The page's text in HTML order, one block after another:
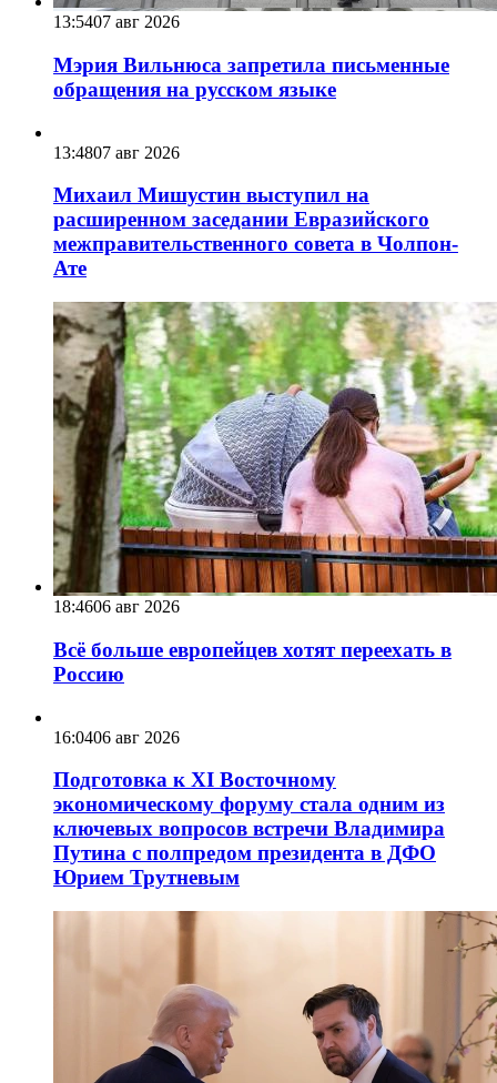
13:5407 авг 2026
Мэрия Вильнюса запретила письменные
обращения на русском языке
13:4807 авг 2026
Михаил Мишустин выступил на
расширенном заседании Евразийского
межправительственного совета в Чолпон-
Ате
18:4606 авг 2026
Всё больше европейцев хотят переехать в
Россию
16:0406 авг 2026
Подготовка к XI Восточному
экономическому форуму стала одним из
ключевых вопросов встречи Владимира
Путина с полпредом президента в ДФО
Юрием Трутневым